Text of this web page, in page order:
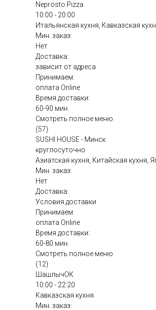
Neprosto Pizza
10:00 - 20:00
Итальянская кухня, Кавказская
Мин. заказ:
Нет
Доставка:
зависит от адреса
Принимаем:
оплата Online
Время доставки:
60-90 мин.
Смотреть полное меню
(57)
SUSHI HOUSE - Минск
круглосуточно
Азиатская кухня, Китайская кухня,
Мин. заказ:
Нет
Доставка:
Условия доставки
Принимаем:
оплата Online
Время доставки:
60-80 мин.
Смотреть полное меню
(12)
ШашлычОК
10:00 - 22:20
Кавказская кухня
Мин. заказ: